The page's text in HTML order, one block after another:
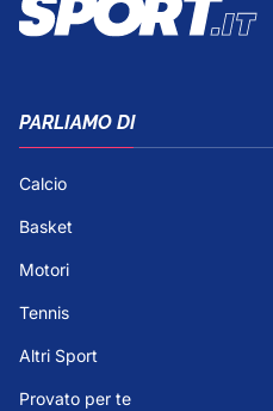
PARLIAMO DI
Calcio
Basket
Motori
Tennis
Altri Sport
Provato per te